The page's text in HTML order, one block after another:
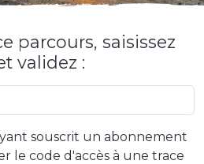
parcours, saisissez
validez :
souscrit un abonnement
le code d'accès à une trace